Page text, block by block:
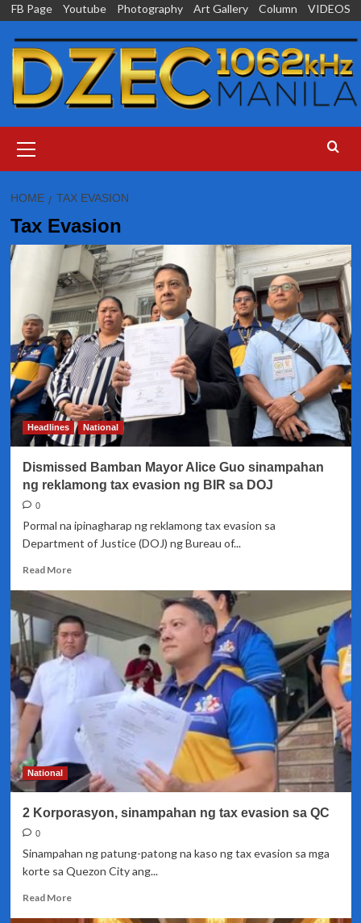
Skip
content
FB Page Youtube Photography Art Gallery Column VIDEOS
Menu
HOME TAX EVASION
Tax Evasion
Headlines National
Dismissed Bamban Mayor Alice Guo sinampahan
ng reklamong tax evasion ng BIR sa DOJ
0
Pormal na ipinagharap ng reklamong tax evasion sa
Department of Justice (DOJ) ng Bureau of...
Read MoreRead
Dismissed
Bamban
Mayor
Alice
sinampahan
ng
tax
evasion
ng
BIR
DOJ
National
2 Korporasyon, sinampahan ng tax evasion sa QC
0
Sinampahan ng patung-patong na kaso ng tax evasion sa mga
korte sa Quezon City ang...
Read MoreRead